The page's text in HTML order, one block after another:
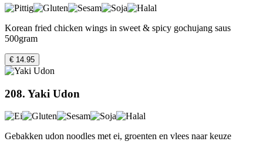
Korean fried chicken wings in sweet & spicy gochujang saus
500gram
€ 14.95
208. Yaki Udon
Gebakken udon noodles met ei, groenten en vlees naar keuze